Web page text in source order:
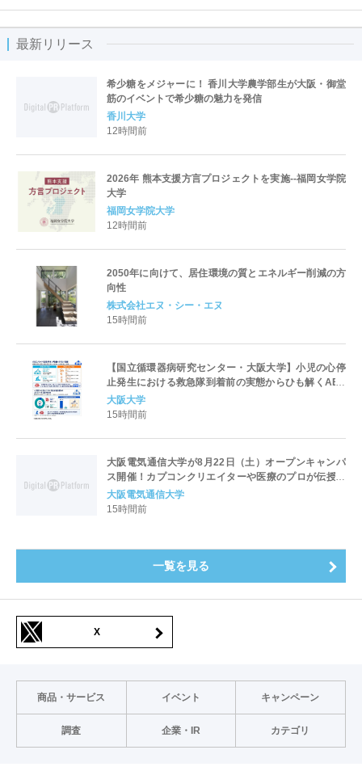
最新リリース
希少糖をメジャーに！ 香川大学農学部生が大阪・御堂
筋のイベントで希少糖の魅力を発信
香川大学
12時間前
2026年 熊本支援方言プロジェクトを実施--福岡女学院
大学
福岡女学院大学
12時間前
2050年に向けて、居住環境の質とエネルギー削減の方
向性
株式会社エヌ・シー・エヌ
15時間前
【国立循環器病研究センター・大阪大学】小児の心停
止発生における救急隊到着前の実態からひも解くAED
パッド装着と良好な神経学的転帰との関連性
大阪大学
15時間前
大阪電気通信大学が8月22日（土）オープンキャンパ
ス開催！カプコンクリエイターや医療のプロが伝授！
未来を拓く特別講演を実施～「万博レガシーイベン
ト」会場と本学会場をフィジカルアバターでつなぐコ
大阪電気通信大学
15時間前
一覧を見る
X
商品・サービス イベント キャンペーン
調査 企業・IR カテゴリ